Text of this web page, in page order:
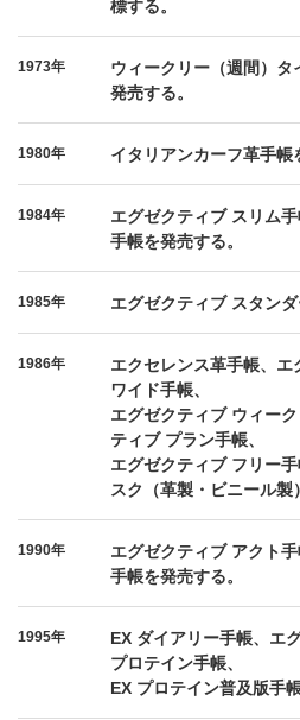
標する。
1973年
ウィークリー（週間）
発売する。
1980年 イタリアンカーフ革手帳
1984年
エグゼクティブ スリム
手帳を発売する。
1985年 エグゼクティブ スタン
1986年
エクセレンス革手帳、
ワイド手帳、
エグゼクティブ ウィー
ティブ プラン手帳、
エグゼクティブ フリー
スク（革製・ビニール製
1990年
エグゼクティブ アクト
手帳を発売する。
1995年
EX ダイアリー手帳、エ
プロテイン手帳、
EX プロテイン普及版手